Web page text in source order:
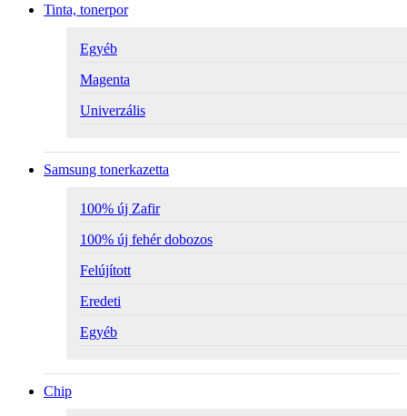
Tinta, tonerpor
Egyéb
Magenta
Univerzális
Samsung tonerkazetta
100% új Zafir
100% új fehér dobozos
Felújított
Eredeti
Egyéb
Chip